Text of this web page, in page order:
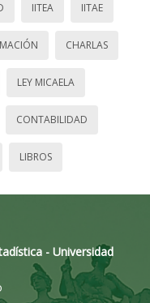
IITEA IITAE
CHARLAS
LEY MICAELA
CONTABILIDAD
LIBROS
- Universidad